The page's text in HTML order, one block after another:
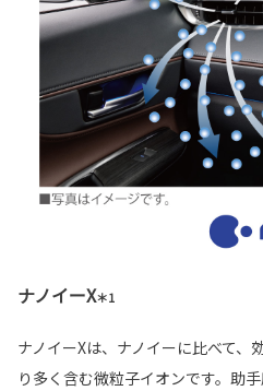
ナノイーX＊1
ナノイーXは、ナノイーに比べて、
り多く含む微粒子イオンです。助